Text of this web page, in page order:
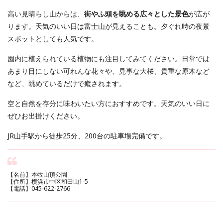
高い見晴らし山からは、 街やふ頭を眺める広々とした景色が広が
ります。天気のいい日は富士山が見えることも。夕ぐれ時の夜景
スポットとしても人気です。
園内に植えられている植物にも注目してみてください。日常では
あまり目にしない可れんな花々や、見事な大桜、貴重な原木など
など、眺めているだけで癒されます。
空と自然を存分に味わいたい方におすすめです。天気のいい日に
ぜひお出掛けください。
JR山手駅から徒歩25分、200台の駐車場完備です。
【名前】本牧山頂公園
【住所】横浜市中区和田山1-5
【電話】045-622-2766